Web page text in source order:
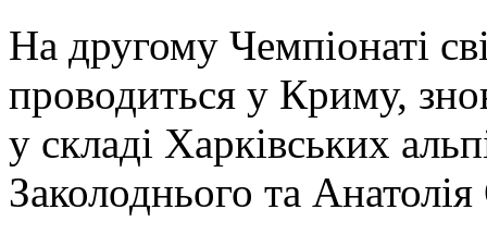
На другому Чемпіонаті
проводиться у Криму,
у складі Харківських
Заколоднього та